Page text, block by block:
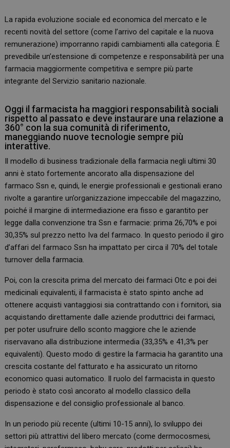
La rapida evoluzione sociale ed economica del mercato e le
recenti novità del settore (come l’arrivo del capitale e la nuova
remunerazione) imporranno rapidi cambiamenti alla categoria. È
prevedibile un’estensione di competenze e responsabilità per una
farmacia maggiormente competitiva e sempre più parte
integrante del Servizio sanitario nazionale.
Oggi il farmacista ha maggiori responsabilità sociali
rispetto al passato e deve instaurare una relazione a
360° con la sua comunità di riferimento,
maneggiando nuove tecnologie sempre più
interattive.
Il modello di business tradizionale della farmacia negli ultimi 30
anni è stato fortemente ancorato alla dispensazione del
farmaco Ssn e, quindi, le energie professionali e gestionali erano
rivolte a garantire un’organizzazione impeccabile del magazzino,
poiché il margine di intermediazione era fisso e garantito per
legge dalla convenzione tra Ssn e farmacie: prima 26,70% e poi
30,35% sul prezzo netto Iva del farmaco. In questo periodo il giro
d’affari del farmaco Ssn ha impattato per circa il 70% del totale
turnover della farmacia.
Poi, con la crescita prima del mercato dei farmaci Otc e poi dei
medicinali equivalenti, il farmacista è stato spinto anche ad
ottenere acquisti vantaggiosi sia contrattando con i fornitori, sia
acquistando direttamente dalle aziende produttrici dei farmaci,
per poter usufruire dello sconto maggiore che le aziende
riservavano alla distribuzione intermedia (33,35% e 41,3% per
equivalenti). Questo modo di gestire la farmacia ha garantito una
crescita costante del fatturato e ha assicurato un ritorno
economico quasi automatico. Il ruolo del farmacista in questo
periodo è stato così ancorato al modello classico della
dispensazione e del consiglio professionale al banco.
In un periodo più recente (ultimi 10-15 anni), lo sviluppo dei
settori più attrattivi del libero mercato (come dermocosmesi,